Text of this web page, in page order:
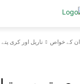
ان کے خواص
ناریل اور کری